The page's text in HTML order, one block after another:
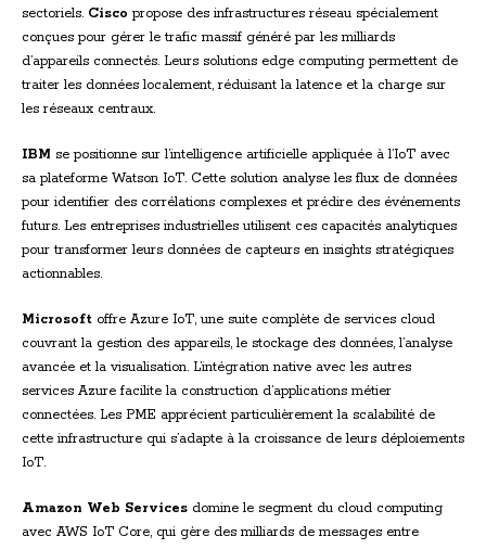
sectoriels. Cisco propose des infrastructures réseau spécialement
conçues pour gérer le trafic massif généré par les milliards
d’appareils connectés. Leurs solutions edge computing permettent de
traiter les données localement, réduisant la latence et la charge sur
les réseaux centraux.
IBM se positionne sur l’intelligence artificielle appliquée à l’IoT avec
sa plateforme Watson IoT. Cette solution analyse les flux de données
pour identifier des corrélations complexes et prédire des événements
futurs. Les entreprises industrielles utilisent ces capacités analytiques
pour transformer leurs données de capteurs en insights stratégiques
actionnables.
Microsoft offre Azure IoT, une suite complète de services cloud
couvrant la gestion des appareils, le stockage des données, l’analyse
avancée et la visualisation. L’intégration native avec les autres
services Azure facilite la construction d’applications métier
connectées. Les PME apprécient particulièrement la scalabilité de
cette infrastructure qui s’adapte à la croissance de leurs déploiements
IoT.
Amazon Web Services domine le segment du cloud computing
avec AWS IoT Core, qui gère des milliards de messages entre